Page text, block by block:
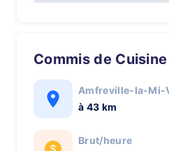
Commis de
Amfreville-la-Mi-
à 43 km
Brut/heure